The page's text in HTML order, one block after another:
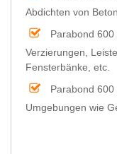
Abdichten von
Parabond 600
Verzierungen,
Fensterbänke, etc.
Parabond
Umgebungen wie